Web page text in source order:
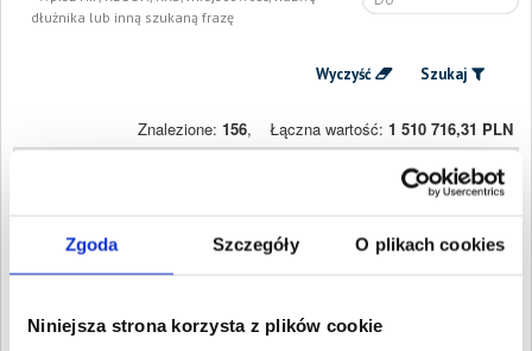
Zgoda Szczegóły O plikach cookies
Niniejsza strona korzysta z plików cookie
dłużnika lub inną szukaną frazę
Wyczyść Szukaj
Znalezione: 156, Łączna wartość: 1 510 716,31 PLN
Data
publikacji
CIĘŻAROWY
Wschowa, Lubuskie
2020
GIGI Logistics Mateusz
Cieślak
120 404,35 PLN